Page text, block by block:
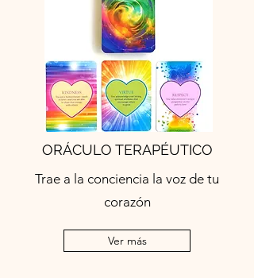
ORÁCULO TERAPÉUTICO
Trae a la conciencia la voz de tu
corazón
Ver más